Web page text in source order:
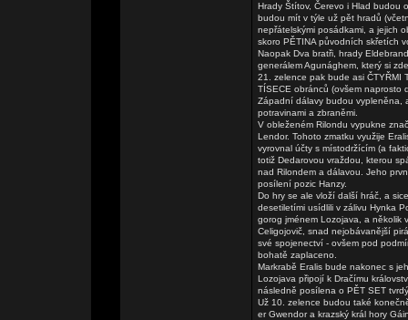
Hrady Štítov, Čerevo i Hlad budou
budou mít v týle už pět hradů
nepřátelskými posádkami, a jejich
skoro PĚTINA původních skřetích
Naopak Dva bratři, hrady
generálem Agunághem, který si
21. zelence pak bude asi ČTYŘMI
TÍSECE obránců (ovšem naprosto
Západní dálavy budou vypleněna,
potravinami a zbraněmi.
V obleženém Rilondu vypukne
Lendor. Tohoto zmatku využije
vyrovnal účty s místodržícím (a
totiž Dedarovou vraždou, kterou
nad Rilondem a dálavou. Jeho
posílení pozic Hanzy.
Do hry se ale vloží další hráč, a
desetiletími usídlili v zálivu Hynka
gorog jménem Lozojava, a několik
Celigojovič, snad nejobávanější
své spojenectví - ovšem pod
bohatě zaplaceno.
Markrabě Eralis bude nakonec s
Lozojava připojí k Dračímu
následně posílena o PĚT SET
Už 10. zelence budou také
er Gwendor a krazský král hory